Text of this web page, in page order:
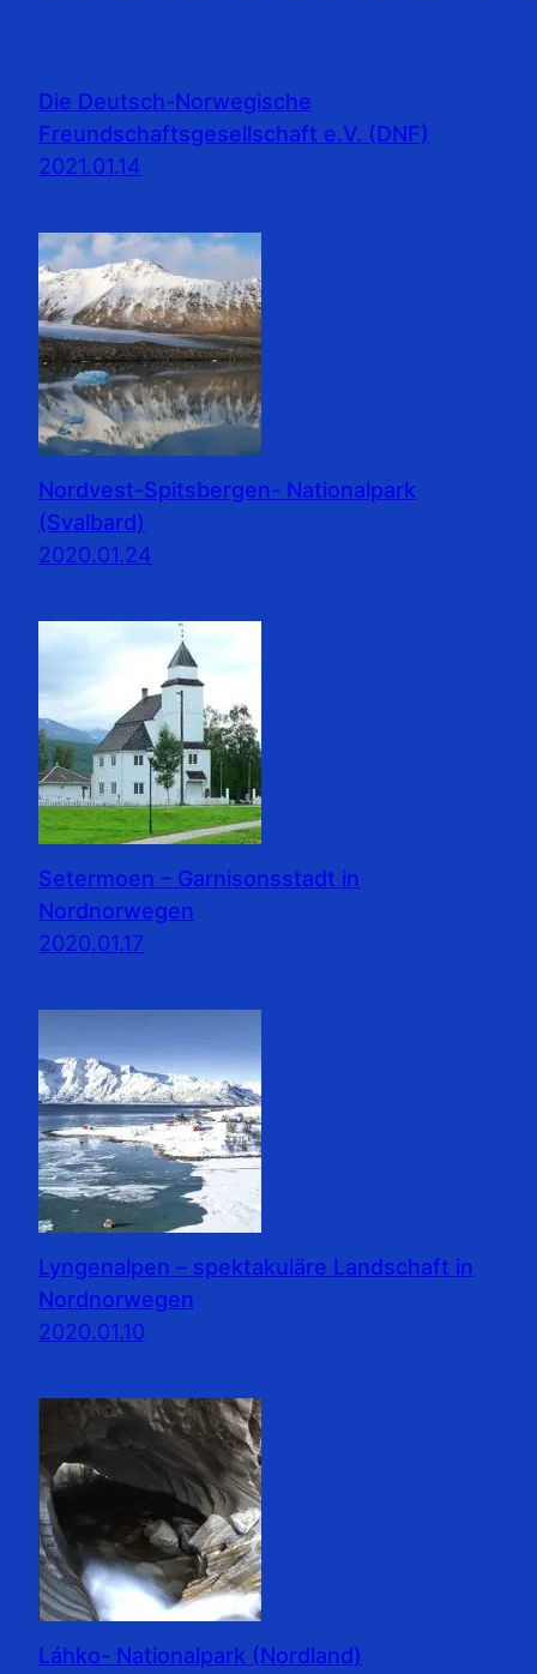
Die Deutsch-Norwegische
Freundschaftsgesellschaft e.V. (DNF)
2021.01.14
Nordvest-Spitsbergen- Nationalpark
(Svalbard)
2020.01.24
Setermoen – Garnisonsstadt in
Nordnorwegen
2020.01.17
Lyngenalpen – spektakuläre Landschaft in
Nordnorwegen
2020.01.10
Láhko- Nationalpark (Nordland)